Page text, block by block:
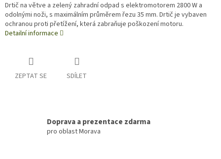
Drtič na větve a zelený zahradní odpad s elektromotorem 2800 W a
odolnými noži, s maximálním průměrem řezu 35 mm. Drtič je vybaven
ochranou proti přetížení, která zabraňuje poškození motoru.
Detailní informace
ZEPTAT SE SDÍLET
Doprava a prezentace zdarma
pro oblast Morava